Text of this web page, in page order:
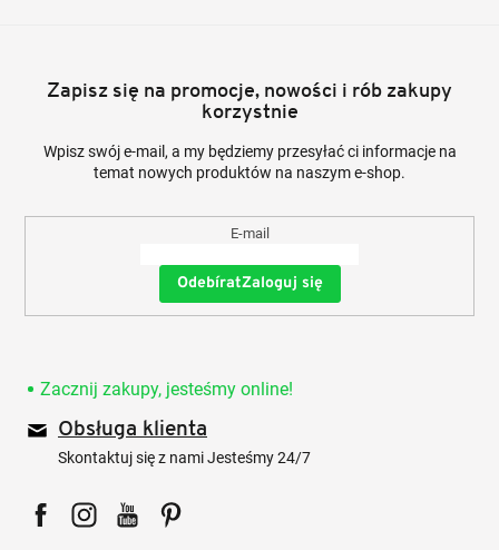
Zapisz się na promocje, nowości i rób zakupy
korzystnie
Wpisz swój e-mail, a my będziemy przesyłać ci informacje na
temat nowych produktów na naszym e-shop.
E-mail
Zaloguj się
Zacznij zakupy, jesteśmy online!
Obsługa klienta
Skontaktuj się z nami Jesteśmy 24/7